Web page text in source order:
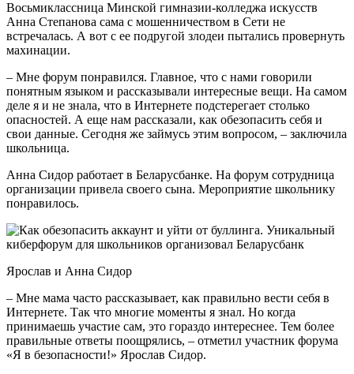
Восьмиклассница Минской гимназии-колледжа искусств
Анна Степанова сама с мошенничеством в Сети не
встречалась. А вот с ее подругой злодеи пытались провернуть
махинации.
– Мне форум понравился. Главное, что с нами говорили
понятным языком и рассказывали интересные вещи. На самом
деле я и не знала, что в Интернете подстерегает столько
опасностей. А еще нам рассказали, как обезопасить себя и
свои данные. Сегодня же займусь этим вопросом, – заключила
школьница.
Анна Сидор работает в Беларусбанке. На форум сотрудница
организации привела своего сына. Мероприятие школьнику
понравилось.
Ярослав и Анна Сидор
– Мне мама часто рассказывает, как правильно вести себя в
Интернете. Так что многие моменты я знал. Но когда
принимаешь участие сам, это гораздо интереснее. Тем более
правильные ответы поощрялись, – отметил участник форума
«Я в безопасности!» Ярослав Сидор.